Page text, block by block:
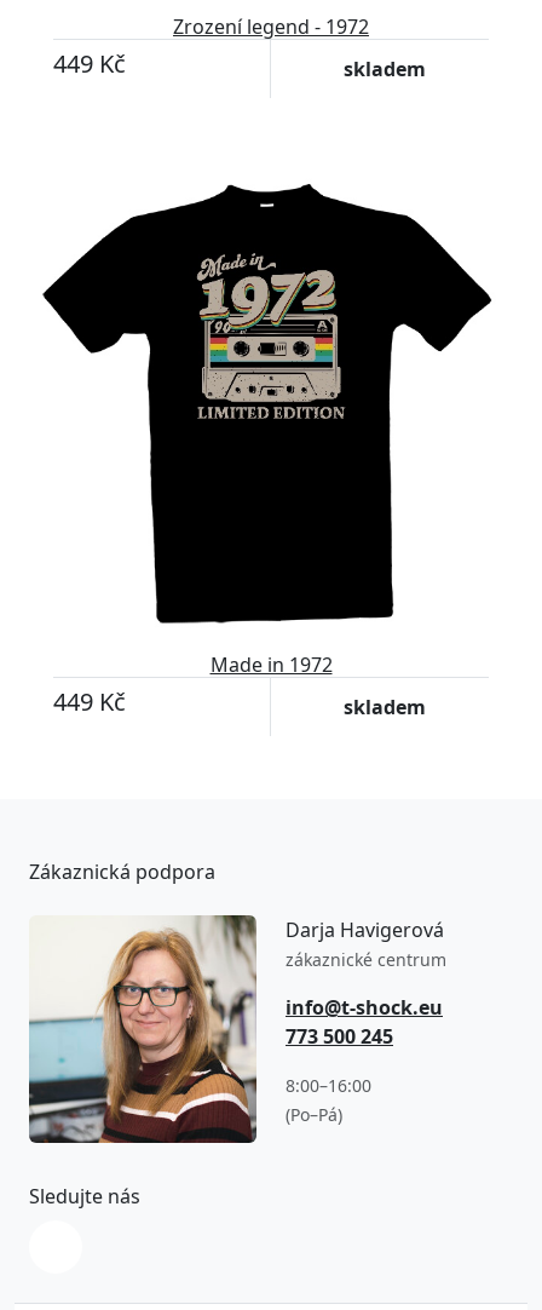
Zrození legend - 1972
449 Kč skladem
Made in 1972
449 Kč skladem
Zákaznická podpora
Darja Havigerová
zákaznické centrum
info@t-shock.eu
773 500 245
8:00–16:00
(Po–Pá)
Sledujte nás